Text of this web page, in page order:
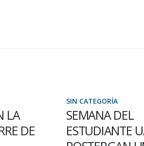
LA
DE
SIN CATEGORÍA
SEMANA DEL
ESTUDIANTE